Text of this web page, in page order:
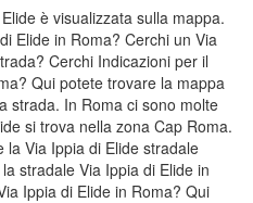
è visualizzata sulla mappa.
Elide in Roma? Cerchi un Via
Cerchi Indicazioni per il
Qui potete trovare la mappa
strada. In Roma ci sono molte
si trova nella zona Cap Roma.
Via Ippia di Elide stradale
stradale Via Ippia di Elide in
Ippia di Elide in Roma? Qui